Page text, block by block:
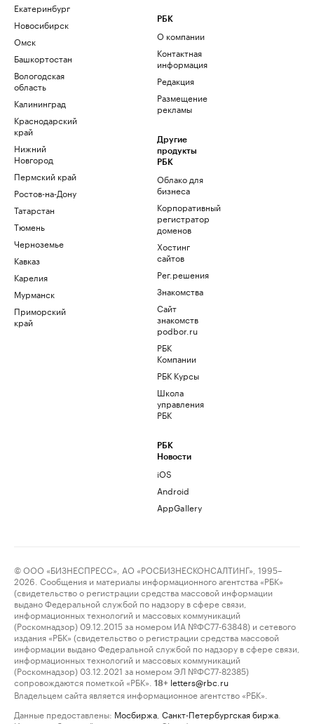
Екатеринбург
Новосибирск
Омск
Башкортостан
Вологодская
область
Калининград
Краснодарский
край
Нижний
Новгород
Пермский край
Ростов-на-Дону
Татарстан
Тюмень
Черноземье
Кавказ
Карелия
Мурманск
Приморский
край
РБК
О компании
Контактная
информация
Редакция
Размещение
рекламы
Другие
продукты
РБК
Облако для
бизнеса
Корпоративный
регистратор
доменов
Хостинг
сайтов
Рег.решения
Знакомства
Сайт
знакомств
podbor.ru
РБК
Компании
РБК Курсы
Школа
управления
РБК
РБК
Новости
iOS
Android
AppGallery
© ООО «БИЗНЕСПРЕСС», АО «РОСБИЗНЕСКОНСАЛТИНГ», 1995–
2026. Сообщения и материалы информационного агентства «РБК»
(свидетельство о регистрации средства массовой информации
выдано Федеральной службой по надзору в сфере связи,
информационных технологий и массовых коммуникаций
(Роскомнадзор) 09.12.2015 за номером ИА №ФС77-63848) и сетевого
издания «РБК» (свидетельство о регистрации средства массовой
информации выдано Федеральной службой по надзору в сфере связи,
информационных технологий и массовых коммуникаций
(Роскомнадзор) 03.12.2021 за номером ЭЛ №ФС77-82385)
сопровождаются пометкой «РБК».
18+ letters@rbc.ru
Владельцем сайта является информационное агентство «РБК».
Данные предоставлены: Мосбиржа Санкт-Петербургская биржа